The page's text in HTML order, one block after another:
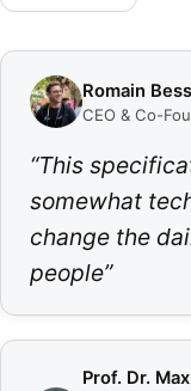
Romain
CEO & Co-
“This
somewhat
change the
people”
Prof. Dr.